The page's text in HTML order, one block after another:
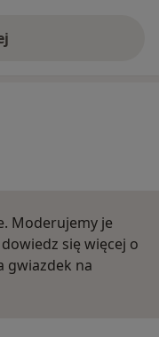
Moderujemy je
się więcej o
gwiazdek na